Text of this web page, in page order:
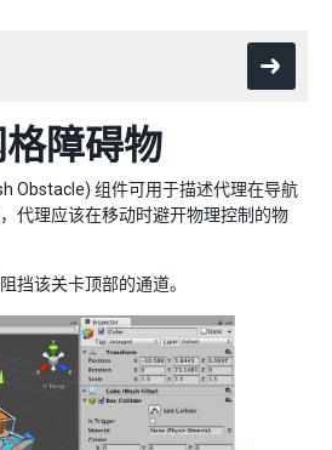
障碍物
Obstacle) 组件可用于描述代理在导航
代理应该在移动时避开物理控制的物
挡该关卡顶部的通道。